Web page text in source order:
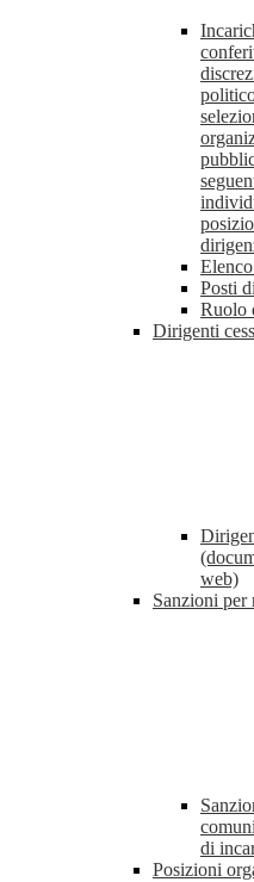
Posti
Ruolo
Dirigenti
web)
Sanzioni per
di
Posizioni